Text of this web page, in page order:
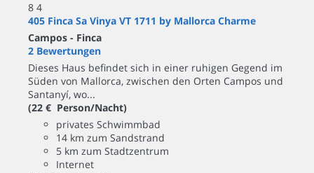
8 4
405 Finca Sa Vinya VT 1711 by Mallorca Charme
Campos - Finca
2 Bewertungen
Dieses Haus befindet sich in einer ruhigen Gegend im
Süden von Mallorca, zwischen den Orten Campos und
Santanyí, wo...
(22 € Person/Nacht)
privates Schwimmbad
14 km zum Sandstrand
5 km zum Stadtzentrum
Internet